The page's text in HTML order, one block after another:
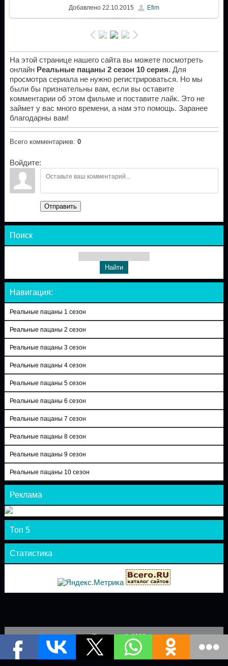
Добавлено22.10.2015 Efim
На этой странице нашего сайта вы можете посмотреть
онлайн Реальные пацаны 2 сезон 10 серия. Для
просмотра сериала не нужно регистрироваться. Но мы
были бы признательны вам, если вы оставите
комментарии об этом фильме и поставите лайк. Это не
займет у вас много времени, а нам это помощь. Заранее
благодарны вам!
Всего комментариев: 0
Войдите:
Отправить
Поиск
Навигация:
Реальные пацаны 1 сезон
Реальные пацаны 2 сезон
Реальные пацаны 3 сезон
Реальные пацаны 4 сезон
Реальные пацаны 5 сезон
Реальные пацаны 6 сезон
Реальные пацаны 7 сезон
Реальные пацаны 8 сезон
Реальные пацаны 9 сезон
Реальные пацаны 10 сезон
Реклама
Топ 5
Статистика
Теле-Шоу © 2026